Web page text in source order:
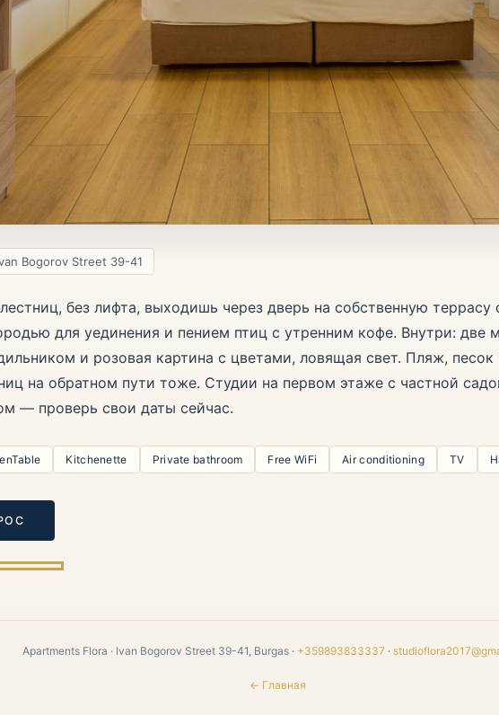
Bogorov Street 39-41
без лифта, выходишь через дверь на собственную террасу
для уединения и пением птиц с утренним кофе. Внутри: две
и розовая картина с цветами, ловящая свет. Пляж,
на обратном пути тоже. Студии на первом этаже с частной
— проверь свои даты сейчас.
Kitchenette Private bathroom Free WiFi Air conditioning TV
Apartments Flora · Ivan Bogorov Street 39-41, Burgas · +359893833337 ·
← Главная